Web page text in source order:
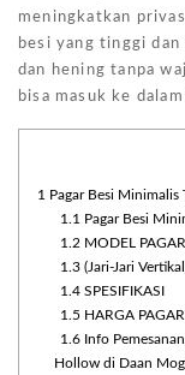
meningkatkan
besi yang tinggi dan
dan hening tanpa
bisa masuk ke
1
Pagar Besi
1.1
Pagar Besi
1.2 MODEL
1.3(Jari-Jari
1.4SPESIFIKASI
1.5 HARGA
1.6Info
Hollow di Daan